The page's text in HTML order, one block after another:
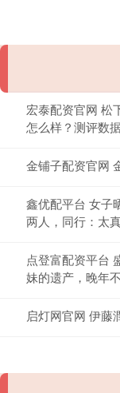
宏泰配资官网 松
怎么样？测评数
金铺子配资官网
鑫优配平台 女子
两人，同行：太
点登富配资平台
妹的遗产，晚年
启灯网官网 伊藤